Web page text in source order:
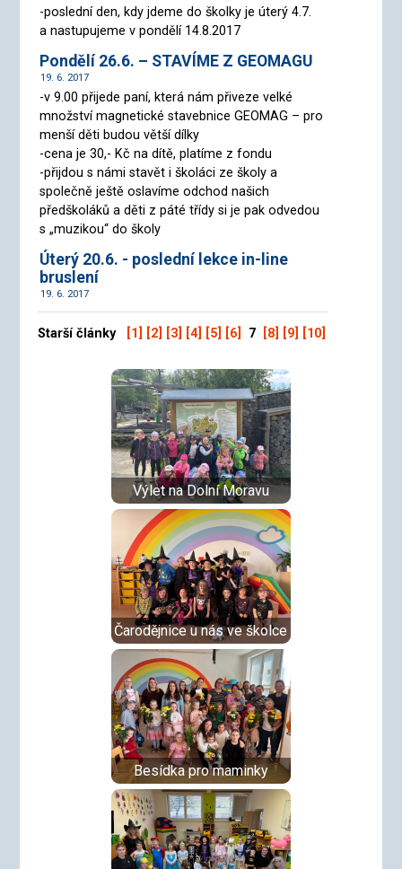
-poslední den, kdy jdeme do školky je úterý 4.7.
a nastupujeme v pondělí 14.8.2017
Pondělí 26.6. – STAVÍME Z GEOMAGU
19. 6. 2017
-v 9.00 přijede paní, která nám přiveze velké
množství magnetické stavebnice GEOMAG – pro
menší děti budou větší dílky
-cena je 30,- Kč na dítě, platíme z fondu
-přijdou s námi stavět i školáci ze školy a
společně ještě oslavíme odchod našich
předškoláků a děti z páté třídy si je pak odvedou
s „muzikou“ do školy
Úterý 20.6. - poslední lekce in-line
bruslení
19. 6. 2017
Starší články [1] [2] [3] [4] [5] [6] 7 [8] [9] [10]
Výlet na Dolní Moravu
Čarodějnice u nás ve školce
Besídka pro maminky